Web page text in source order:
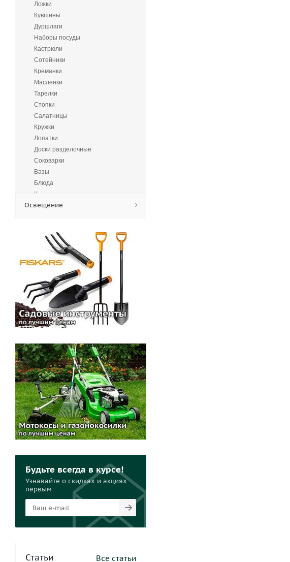
Ложки
Кувшины
Дуршлаги
Наборы посуды
Кастрюли
Сотейники
Креманки
Масленки
Тарелки
Стопки
Салатницы
Кружки
Лопатки
Доски разделочные
Соковарки
Вазы
Блюда
Казаны
Пельменицы
Кофейники
Горшки
Измельчители кухонные
Конфетницы
Фруктовницы
Чашки
Графины
Стаканы
Термокружки
Жаровни
Бокалы и наборы
Соковыжималки ручные
Гусятница
Скороварки
Контейнеры
Освещение
Будьте всегда в курсе!
Узнавайте о скидках и акциях
первым
Статьи Все статьи